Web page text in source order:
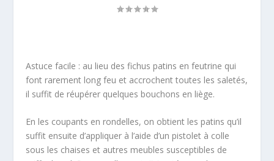
Astuce facile : au lieu des fichus patins en feutrine qui
font rarement long feu et accrochent toutes les saletés,
il suffit de réupérer quelques bouchons en liège.
En les coupants en rondelles, on obtient les patins qu’il
suffit ensuite d’appliquer à l’aide d’un pistolet à colle
sous les chaises et autres meubles susceptibles de